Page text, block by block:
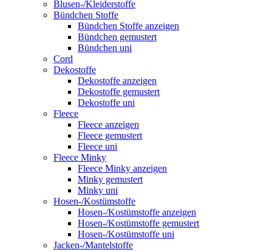
Blusen-/Kleiderstoffe
Bündchen Stoffe
Bündchen Stoffe anzeigen
Bündchen gemustert
Bündchen uni
Cord
Dekostoffe
Dekostoffe anzeigen
Dekostoffe gemustert
Dekostoffe uni
Fleece
Fleece anzeigen
Fleece gemustert
Fleece uni
Fleece Minky
Fleece Minky anzeigen
Minky gemustert
Minky uni
Hosen-/Kostümstoffe
Hosen-/Kostümstoffe anzeigen
Hosen-/Kostümstoffe gemustert
Hosen-/Kostümstoffe uni
Jacken-/Mantelstoffe